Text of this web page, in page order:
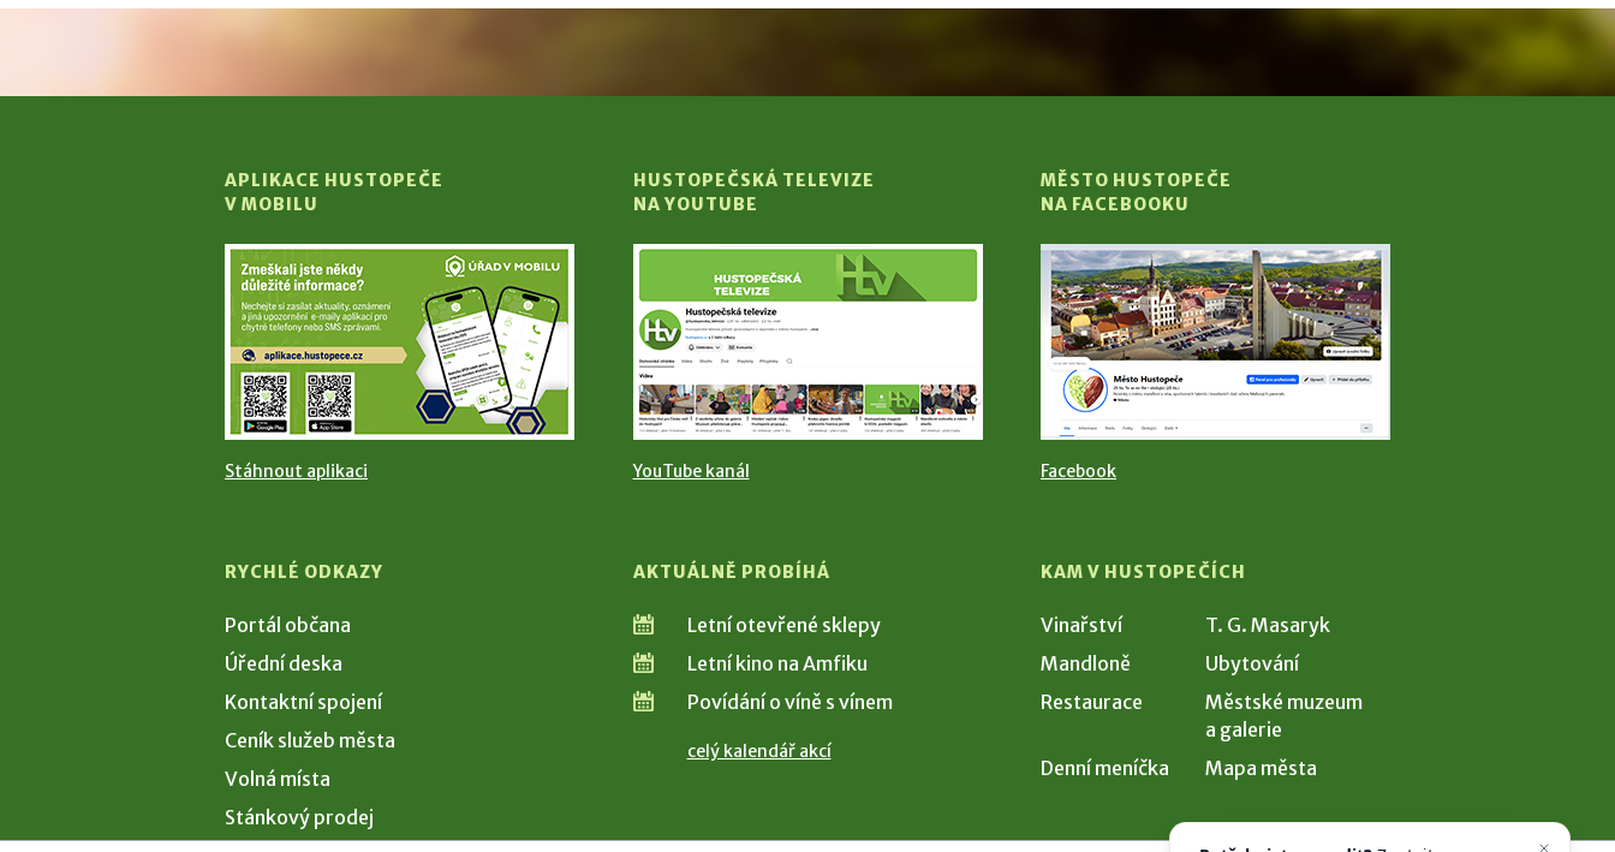
APLIKACE HUSTOPEČE
V MOBILU
Stáhnout aplikaci
HUSTOPEČSKÁ TELEVIZE
NA YOUTUBE
YouTube kanál
MĚSTO HUSTOPEČE
NA FACEBOOKU
Facebook
RYCHLÉ ODKAZY
Portál občana
Úřední deska
Kontaktní spojení
Ceník služeb města
Volná místa
Stánkový prodej
AKTUÁLNĚ PROBÍHÁ
Letní otevřené sklepy
Letní kino na Amfiku
Povídání o víně s vínem
celý kalendář akcí
KAM V HUSTOPEČÍCH
Vinařství
T. G. Masaryk
Mandloně
Ubytování
Restaurace
Městské muzeum
a galerie
Denní meníčka
Mapa města